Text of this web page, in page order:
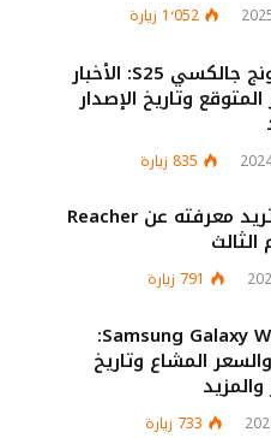
1٬052 زيارة
سامسونج جالكسي S25: الأخبار
وتاريخ الإصدار
835 زيارة
كل ما تريد معرفته عن Reacher
791 زيارة
Samsung Galaxy Watch 7:
والسعر المشاع وتاريخ
والمزيد
733 زيارة